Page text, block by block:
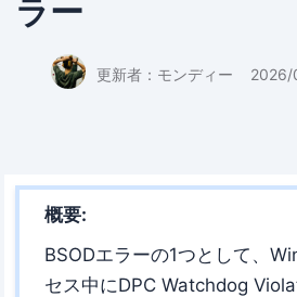
ラー
更新者： モンディー 2026/
概要:
BSODエラーの1つとして、
セス中にDPC Watchdog